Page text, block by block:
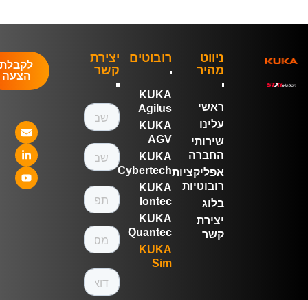
ניווט
מהיר
ראשי
עלינו
שירותי
החברה
אפליקציות
רובוטיות
בלוג
יצירת
קשר
רובוטים
KUKA
Agilus
KUKA
AGV
KUKA
Cybertech
KUKA
Iontec
KUKA
Quantec
KUKA
Sim
יצירת
קשר
לקבלת
הצעה